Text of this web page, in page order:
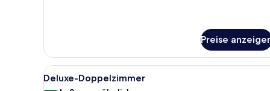
Preise
Alle
Fotos
Ein Hotelzimmer mit einem
3
Deluxe-Doppelzimmer